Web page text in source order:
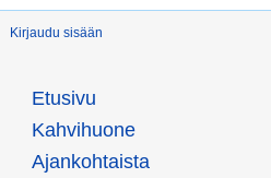
Kirjaudu sisään
Etusivu
Kahvihuone
Ajankohtaista